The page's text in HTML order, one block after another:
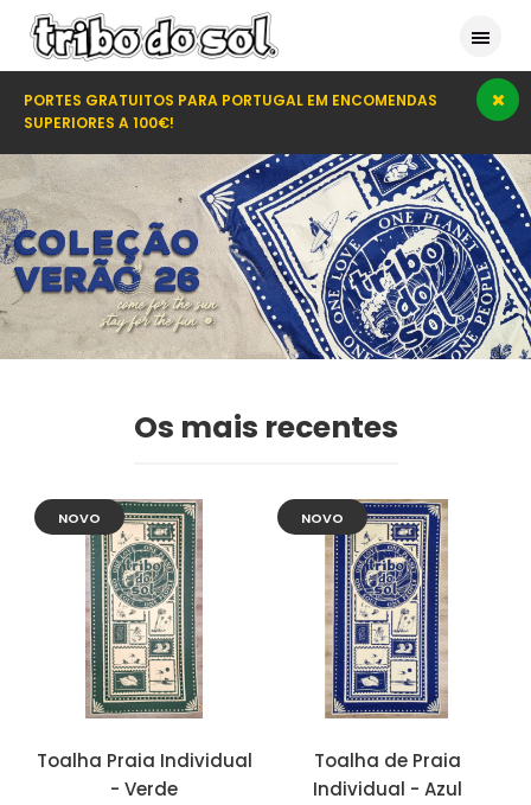
PORTES GRATUITOS PARA PORTUGAL EM ENCOMENDAS
SUPERIORES A 100€!
Os mais recentes
NOVO
Toalha Praia Individual
- Verde
NOVO
Toalha de Praia
Individual - Azul